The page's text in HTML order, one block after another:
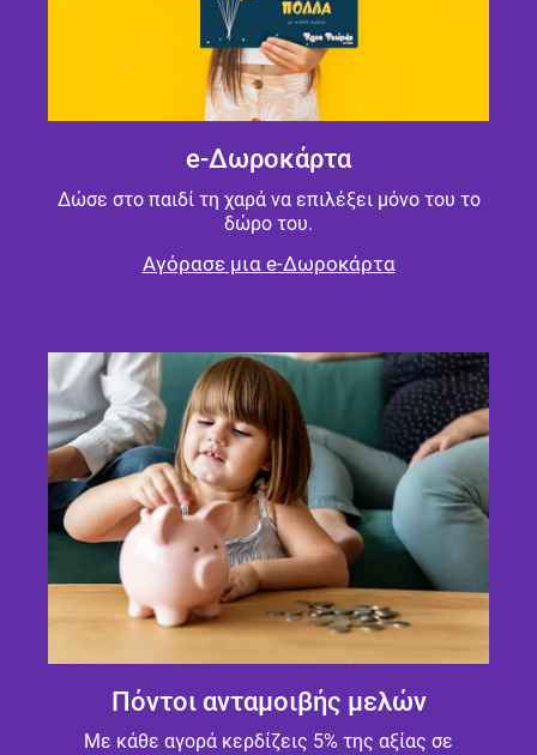
e-Δωροκάρτα
Δώσε στο παιδί τη χαρά να επιλέξει μόνο του το
δώρο του.
Αγόρασε μια e-Δωροκάρτα
Πόντοι ανταμοιβής μελών
Με κάθε αγορά κερδίζεις 5% της αξίας σε